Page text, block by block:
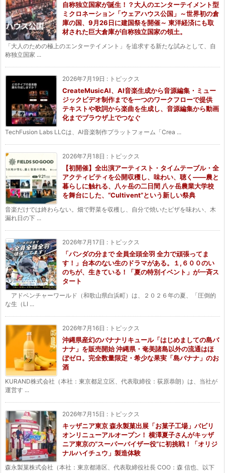
自称独立国家が誕生！？大人のエンターテイメント型
ミクロネーション「ウェアハウス公国」～世界初の倉
庫の国、9月26日に建国祭を開催～ 東洋経済にも取
材された巨大倉庫が自称独立国家の領土。
「大人のための極上のエンターテイメント」を追求する新たな試みとして、自
称独立国家 ...
2026年7月19日 : トピックス
CreateMusicAI、AI音楽生成から音源編集・ミュー
ジックビデオ制作までを一つのワークフローで提供
テキストや歌詞から楽曲を生成し、音源編集から動画
化までブラウザ上でつなぐ
TechFusion Labs LLCは、AI音楽制作プラットフォーム「Crea ...
2026年7月18日 : トピックス
【初開催】全出演アーティスト・タイムテーブル・全
アクティビティを公開収穫し、味わい、聴く——農と
暮らしに触れる、八ヶ岳の二日間 八ヶ岳農業大学校
を舞台にした、“Cultivent”という新しい祭典
音楽だけでは終わらない。畑で野菜を収穫し、自分で焼いたピザを味わい、木
漏れ日の下 ...
2026年7月17日 : トピックス
「パンダの分まで 全員全頭全羽 全力で頑張ってま
す！」台本のない生のドラマがある。１,６００のい
のちが、生きている！「夏の特別イベント」が一斉ス
タート
アドベンチャーワールド（和歌山県白浜町）は、２０２６年の夏、「圧倒的
な生（LI ...
2026年7月16日 : トピックス
沖縄県産幻のバナナリキュール「はじめましての島バ
ナナ」を販売開始 沖縄県・奄美諸島以外の流通はほ
ぼゼロ。完全数量限定・希少な果実「島バナナ」のお
酒
KURAND株式会社（本社：東京都足立区、代表取締役：荻原恭朗）は、当社が
運営す ...
2026年7月15日 : トピックス
キッザニア東京 森永製菓出展「お菓子工場」パビリ
オンリニューアルオープン！ 横澤夏子さんがキッザ
ニア東京の“スーパーバイザー役”に初挑戦！「オリジ
ナルハイチュウ」製造体験
森永製菓株式会社（本社：東京都港区、代表取締役社長 COO：森 信也、以下